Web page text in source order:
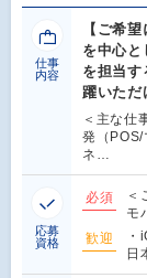
仕事
内容
【ご希
を中心と
を担当す
躍いただ
＜主な仕
発（POS/
ネ…
応募
資格
必須
＜
モ
歓迎
日